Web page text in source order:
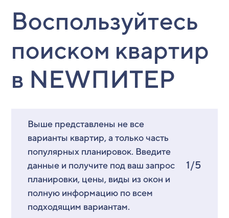
Воспользуйтесь
поиском квартир
в NEWПИТЕР
Выше представлены не все
варианты квартир, а только часть
популярных планировок. Введите
данные и получите под ваш запрос
планировки, цены, виды из окон и
полную информацию по всем
подходящим вариантам.
1/5